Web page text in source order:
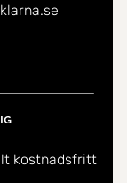
kostnadsfritt